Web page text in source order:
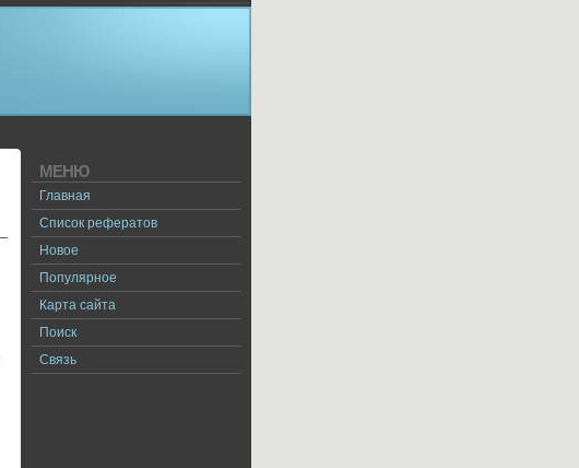
МЕНЮ
Главная
Список рефератов
Новое
Популярное
Карта сайта
Поиск
Связь